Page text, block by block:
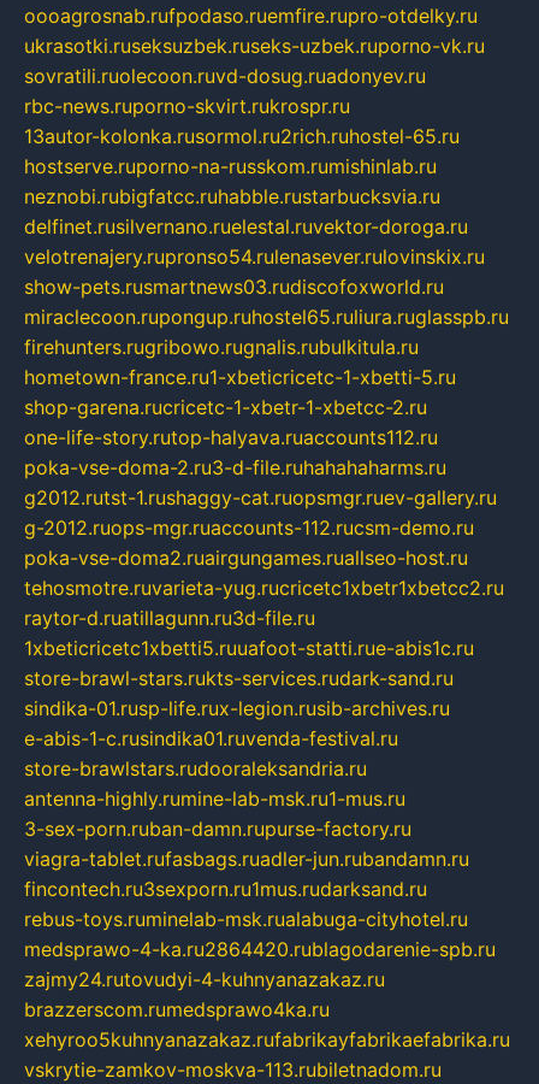
oooagrosnab.rufpodaso.ruemfire.rupro-otdelky.ru
ukrasotki.ruseksuzbek.ruseks-uzbek.ruporno-vk.ru
sovratili.ruolecoon.ruvd-dosug.ruadonyev.ru
rbc-news.ruporno-skvirt.rukrospr.ru
13autor-kolonka.rusormol.ru2rich.ruhostel-65.ru
hostserve.ruporno-na-russkom.rumishinlab.ru
neznobi.rubigfatcc.ruhabble.rustarbucksvia.ru
delfinet.rusilvernano.ruelestal.ruvektor-doroga.ru
velotrenajery.rupronso54.rulenasever.rulovinskix.ru
show-pets.rusmartnews03.rudiscofoxworld.ru
miraclecoon.rupongup.ruhostel65.ruliura.ruglasspb.ru
firehunters.rugribowo.rugnalis.rubulkitula.ru
hometown-france.ru1-xbeticricetc-1-xbetti-5.ru
shop-garena.rucricetc-1-xbetr-1-xbetcc-2.ru
one-life-story.rutop-halyava.ruaccounts112.ru
poka-vse-doma-2.ru3-d-file.ruhahahaharms.ru
g2012.rutst-1.rushaggy-cat.ruopsmgr.ruev-gallery.ru
g-2012.ruops-mgr.ruaccounts-112.rucsm-demo.ru
poka-vse-doma2.ruairgungames.ruallseo-host.ru
tehosmotre.ruvarieta-yug.rucricetc1xbetr1xbetcc2.ru
raytor-d.ruatillagunn.ru3d-file.ru
1xbeticricetc1xbetti5.ruuafoot-statti.rue-abis1c.ru
store-brawl-stars.rukts-services.rudark-sand.ru
sindika-01.rusp-life.rux-legion.rusib-archives.ru
e-abis-1-c.rusindika01.ruvenda-festival.ru
store-brawlstars.rudooraleksandria.ru
antenna-highly.rumine-lab-msk.ru1-mus.ru
3-sex-porn.ruban-damn.rupurse-factory.ru
viagra-tablet.rufasbags.ruadler-jun.rubandamn.ru
fincontech.ru3sexporn.ru1mus.rudarksand.ru
rebus-toys.ruminelab-msk.rualabuga-cityhotel.ru
medsprawo-4-ka.ru2864420.rublagodarenie-spb.ru
zajmy24.rutovudyi-4-kuhnyanazakaz.ru
brazzerscom.rumedsprawo4ka.ru
xehyroo5kuhnyanazakaz.rufabrikayfabrikaefabrika.ru
vskrytie-zamkov-moskva-113.rubiletnadom.ru